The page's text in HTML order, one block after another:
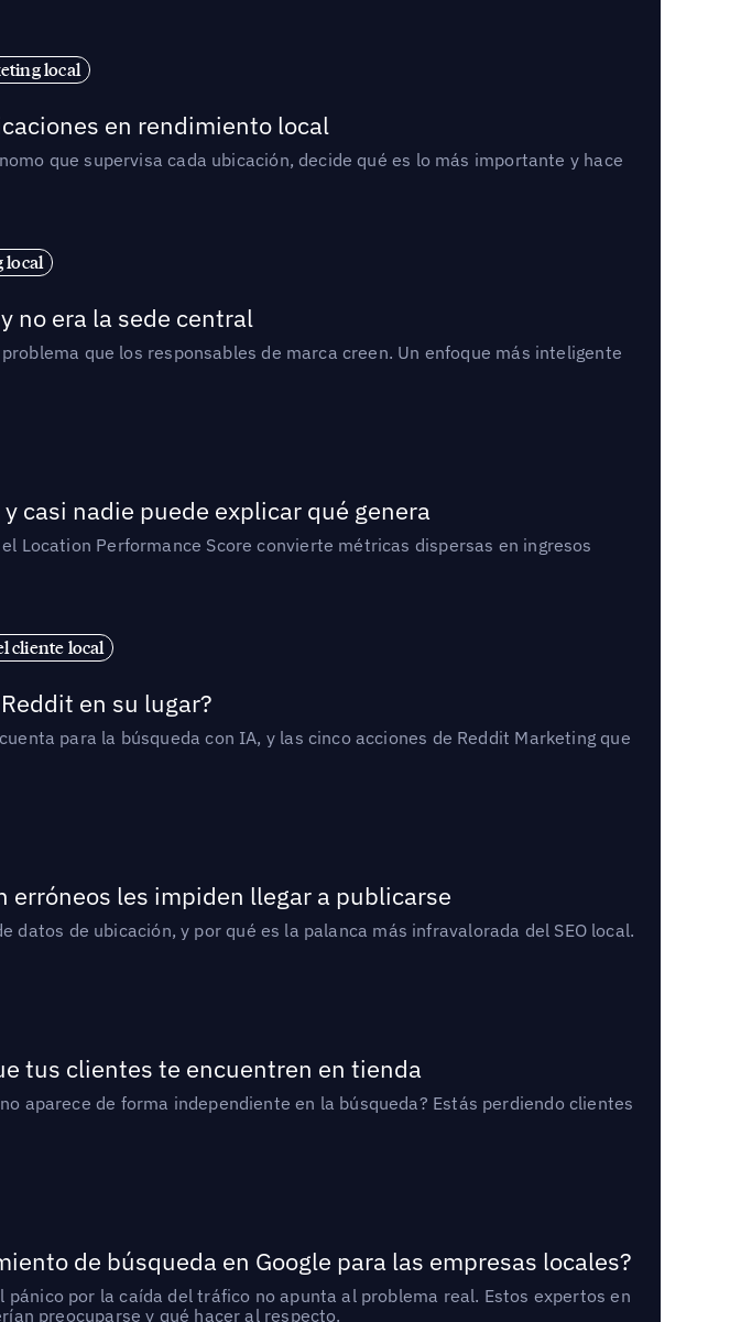
local
en rendimiento local
que supervisa cada ubicación, decide qué es lo más importante y hace
local
no era la sede central
que los responsables de marca creen. Un enfoque más inteligente
casi nadie puede explicar qué genera
Location Performance Score convierte métricas dispersas en ingresos
cliente local
en su lugar?
para la búsqueda con IA, y las cinco acciones de Reddit Marketing que
erróneos les impiden llegar a publicarse
de ubicación, y por qué es la palanca más infravalorada del SEO local.
tus clientes te encuentren en tienda
aparece de forma independiente en la búsqueda? Estás perdiendo clientes
de búsqueda en Google para las empresas locales?
por la caída del tráfico no apunta al problema real. Estos expertos en
preocuparse y qué hacer al respecto.